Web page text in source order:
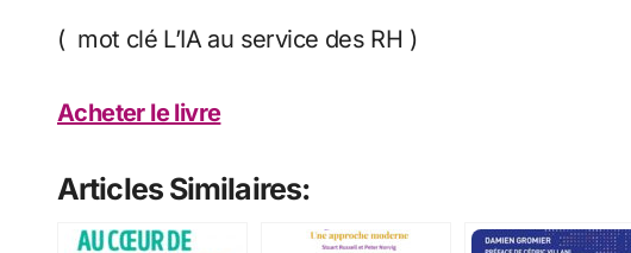
( mot clé L’IA au service des RH )
Acheter le livre
Articles Similaires: